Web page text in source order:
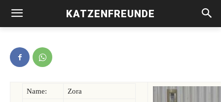
KATZENFREUNDE
Zora -vermittelt-
Name:
Zora